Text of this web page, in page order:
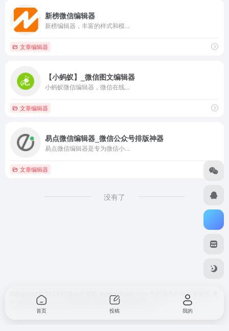
新榜微信编辑器
新榜编辑器，丰富的样式和模...
文章编辑器
【小蚂蚁】_微信图文编辑器
小蚂蚁微信编辑器，微信在线...
文章编辑器
易点微信编辑器_微信公众号排版神器
易点微信编辑器是专为微信小...
文章编辑器
没有了
Copyright © 2021 职场办公导航 www.zcbgdh.com 为职场办公创业者服务
免责声明 SiteMap
首页 投稿 我的